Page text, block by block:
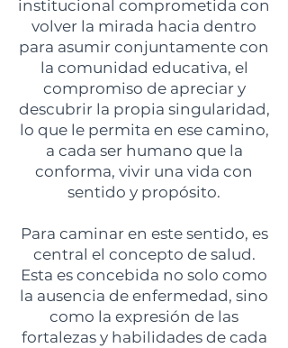
institucional comprometida con
volver la mirada hacia dentro
para asumir conjuntamente con
la comunidad educativa, el
compromiso de apreciar y
descubrir la propia singularidad,
lo que le permita en ese camino,
a cada ser humano que la
conforma, vivir una vida con
sentido y propósito.
Para caminar en este sentido, es
central el concepto de salud.
Esta es concebida no solo como
la ausencia de enfermedad, sino
como la expresión de las
fortalezas y habilidades de cada